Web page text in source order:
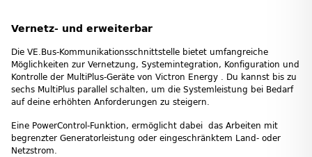
Vernetz- und erweiterbar
Die VE.Bus-Kommunikationsschnittstelle bietet umfangreiche
Möglichkeiten zur Vernetzung, Systemintegration, Konfiguration und
Kontrolle der MultiPlus-Geräte von Victron Energy . Du kannst bis zu
sechs MultiPlus parallel schalten, um die Systemleistung bei Bedarf
auf deine erhöhten Anforderungen zu steigern.
Eine PowerControl-Funktion, ermöglicht dabei das Arbeiten mit
begrenzter Generatorleistung oder eingeschränktem Land- oder
Netzstrom.